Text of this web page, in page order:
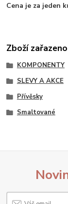
Cena je za jeden
Zboží
KOMPONENTY
SLEVY A AKCE
Přívěsky
Smaltované